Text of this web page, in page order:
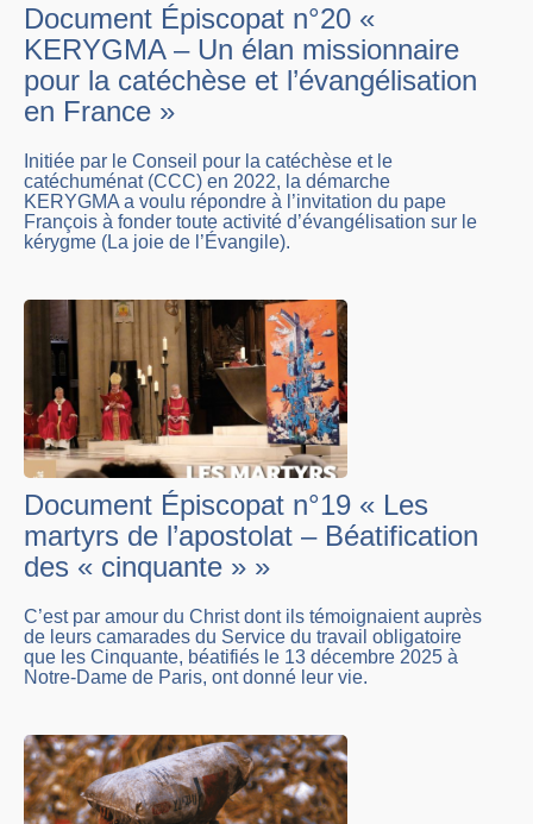
Document Épiscopat n°20 «
KERYGMA – Un élan missionnaire
pour la catéchèse et l’évangélisation
en France »
Initiée par le Conseil pour la catéchèse et le
catéchuménat (CCC) en 2022, la démarche
KERYGMA a voulu répondre à l’invitation du pape
François à fonder toute activité d’évangélisation sur le
kérygme (La joie de l’Évangile).
Document Épiscopat n°19 « Les
martyrs de l’apostolat – Béatification
des « cinquante » »
C’est par amour du Christ dont ils témoignaient auprès
de leurs camarades du Service du travail obligatoire
que les Cinquante, béatifiés le 13 décembre 2025 à
Notre-Dame de Paris, ont donné leur vie.